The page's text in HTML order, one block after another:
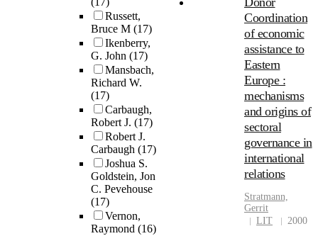
Russett,
Bruce M (17)
Ikenberry,
G. John (17)
Mansbach,
Richard W.
(17)
Carbaugh,
Robert J. (17)
Robert J.
Carbaugh (17)
Joshua S.
Goldstein, Jon
C. Pevehouse
(17)
Vernon,
Raymond (16)
Coordination
of economic
assistance to
Eastern
Europe :
mechanisms
and origins of
sectoral
governance in
international
relations
Stratmann,
Gerrit
LIT
2000